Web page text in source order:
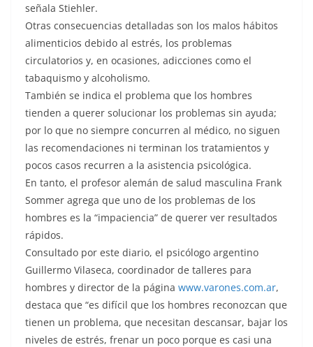
señala Stiehler.
Otras consecuencias detalladas son los malos hábitos
alimenticios debido al estrés, los problemas
circulatorios y, en ocasiones, adicciones como el
tabaquismo y alcoholismo.
También se indica el problema que los hombres
tienden a querer solucionar los problemas sin ayuda;
por lo que no siempre concurren al médico, no siguen
las recomendaciones ni terminan los tratamientos y
pocos casos recurren a la asistencia psicológica.
En tanto, el profesor alemán de salud masculina Frank
Sommer agrega que uno de los problemas de los
hombres es la “impaciencia” de querer ver resultados
rápidos.
Consultado por este diario, el psicólogo argentino
Guillermo Vilaseca, coordinador de talleres para
hombres y director de la página www.varones.com.ar,
destaca que “es difícil que los hombres reconozcan que
tienen un problema, que necesitan descansar, bajar los
niveles de estrés, frenar un poco porque es casi una